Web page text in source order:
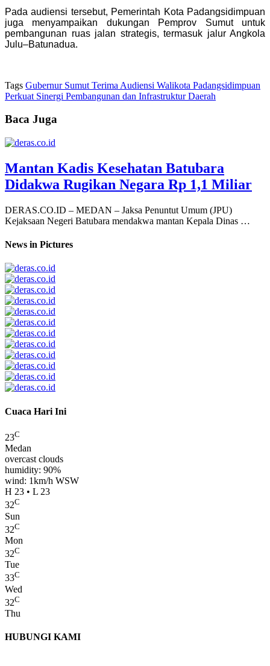
Pada audiensi tersebut, Pemerintah Kota Padangsidimpuan
juga menyampaikan dukungan Pemprov Sumut untuk
pembangunan ruas jalan strategis, termasuk jalur Angkola
Julu–Batunadua.
Tags Gubernur Sumut Terima Audiensi Walikota Padangsidimpuan
Perkuat Sinergi Pembangunan dan Infrastruktur Daerah
Baca Juga
Mantan Kadis Kesehatan Batubara
Didakwa Rugikan Negara Rp 1,1 Miliar
DERAS.CO.ID – MEDAN – Jaksa Penuntut Umum (JPU)
Kejaksaan Negeri Batubara mendakwa mantan Kepala Dinas …
News in Pictures
Cuaca Hari Ini
23C
Medan
overcast clouds
humidity: 90%
wind: 1km/h WSW
H 23 • L 23
32C
Sun
32C
Mon
32C
Tue
33C
Wed
32C
Thu
HUBUNGI KAMI